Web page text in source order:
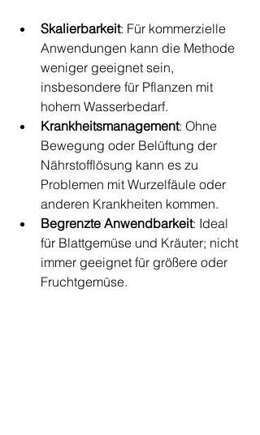
Skalierbarkeit: Für kommerzielle
Anwendungen kann die Methode
weniger geeignet sein,
insbesondere für Pflanzen mit
hohem Wasserbedarf.
Krankheitsmanagement: Ohne
Bewegung oder Belüftung der
Nährstofflösung kann es zu
Problemen mit Wurzelfäule oder
anderen Krankheiten kommen.
Begrenzte Anwendbarkeit: Ideal
für Blattgemüse und Kräuter; nicht
immer geeignet für größere oder
Fruchtgemüse.